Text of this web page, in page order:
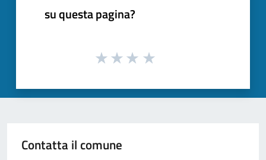
su questa pagina?
Contatta il comune